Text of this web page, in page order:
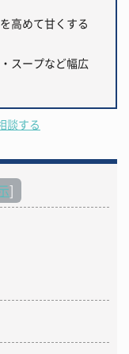
高めて甘くする
スープなど幅広
談する
]